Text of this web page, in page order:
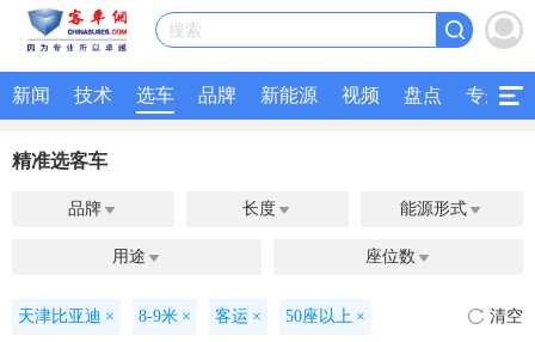
搜索
新闻 技术 选车 品牌 新能源 视频 盘点 专题
精准选客车
品牌  长度  能源形式 
用途  座位数 
天津比亚迪 × 8-9米 × 客运 × 50座以上 × 清空